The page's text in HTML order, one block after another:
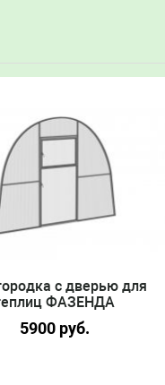
с дверью для
ФАЗЕНДА
5900 руб.